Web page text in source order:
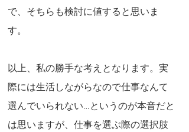
で、そちらも検討に値すると思いま
す。
以上、私の勝手な考えとなります。実
際には生活しながらなので仕事なんて
選んでいられない…というのが本音だと
は思いますが、仕事を選ぶ際の選択肢